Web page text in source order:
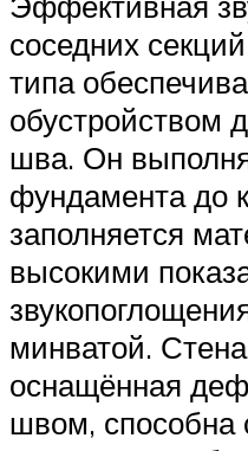
соседних
типа
обустройством
шва. Он
фундамента до
заполняется
высокими
минватой.
оснащённая
швом, способна